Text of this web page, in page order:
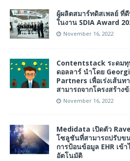
ผู้ผลิตสมาร์ทดิสเพลย์ ที่
ในงาน SDIA Award
November 16, 2022
Contentstack ระดมทุ
ดอลลาร์ นำโดย
Partners เพื่อเร่งเส้นท
สามารถจากโครงสร้าง
November 16, 2022
Medidata เปิดตัว
โซลูชันที่สามารถปรับข
การป้อนข้อมูล EHR เข้า
อัตโนมัติ